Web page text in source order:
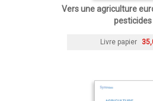
Vers une agriculture
pesticides
Livre papier